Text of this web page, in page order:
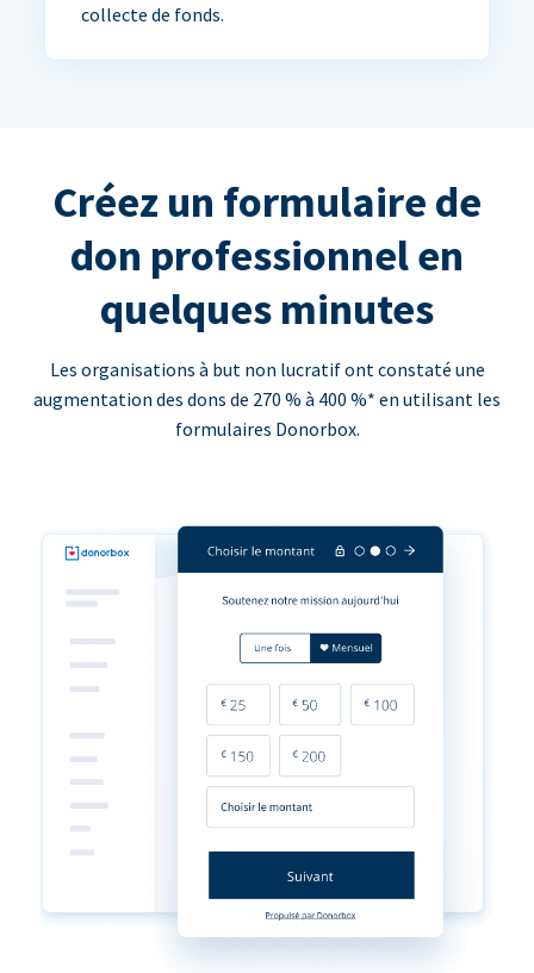
collecte de fonds.
Créez un formulaire de
don professionnel en
quelques minutes
Les organisations à but non lucratif ont constaté une
augmentation des dons de 270 % à 400 %* en utilisant les
formulaires Donorbox.